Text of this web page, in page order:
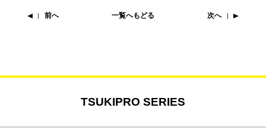
前へ 一覧へもどる 次へ
TSUKIPRO SERIES